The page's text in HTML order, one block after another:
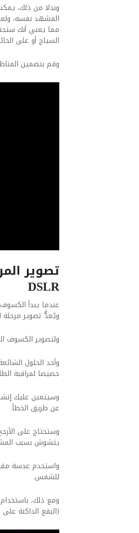
وبدلا من ذلك،
المشهد نفسه،
مما يعني أنك
السياج أو على
وقم بتضمين
تصوير
DSLR
عندما يبدأ
ويُعدُّ تصوير مرحلة
ولتصوير الكسوف
وأحد الحلول
خصيصا لمراقبة
وسيتعين عليك
عن طريق الخطأ.
وستحتاج على
يتشوش بسبب
للشمس.
(البقع الداكنة